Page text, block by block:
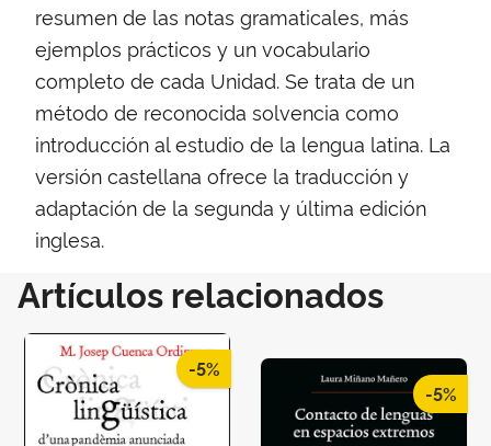
resumen de las notas gramaticales, más
ejemplos prácticos y un vocabulario
completo de cada Unidad. Se trata de un
método de reconocida solvencia como
introducción al estudio de la lengua latina. La
versión castellana ofrece la traducción y
adaptación de la segunda y última edición
inglesa.
Artículos relacionados
-5%
-5%